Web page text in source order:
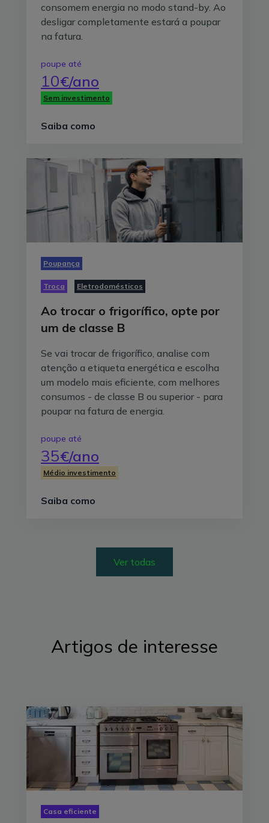
consomem energia no modo stand-by. Ao
desligar completamente estará a poupar
na fatura.
poupe até
10€/ano
Sem investimento
Saiba como
Poupança
Troca Eletrodomésticos
Ao trocar o frigorífico, opte por
um de classe B
Se vai trocar de frigorífico, analise com
atenção a etiqueta energética e escolha
um modelo mais eficiente, com melhores
consumos - de classe B ou superior - para
poupar na fatura de energia.
poupe até
35€/ano
Médio investimento
Saiba como
Ver todas
Artigos de interesse
Casa eficiente